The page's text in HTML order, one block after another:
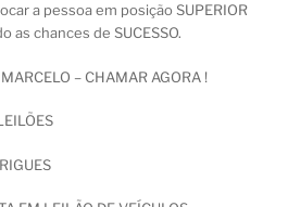
a pessoa em posição SUPERIOR
as chances de SUCESSO.
– CHAMAR AGORA !